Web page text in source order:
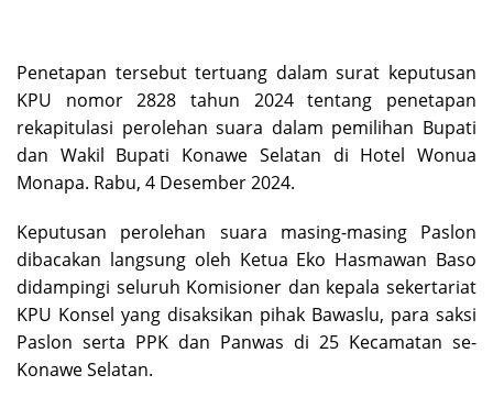
Penetapan tersebut tertuang dalam surat keputusan
KPU nomor 2828 tahun 2024 tentang penetapan
rekapitulasi perolehan suara dalam pemilihan Bupati
dan Wakil Bupati Konawe Selatan di Hotel Wonua
Monapa. Rabu, 4 Desember 2024.
Keputusan perolehan suara masing-masing Paslon
dibacakan langsung oleh Ketua Eko Hasmawan Baso
didampingi seluruh Komisioner dan kepala sekertariat
KPU Konsel yang disaksikan pihak Bawaslu, para saksi
Paslon serta PPK dan Panwas di 25 Kecamatan se-
Konawe Selatan.